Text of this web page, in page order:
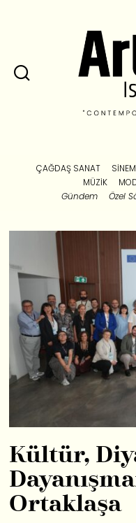
ÇAĞDAŞ SANAT
MÜZIK
Gündem
Özel
Kültür,
Ortaklaşa